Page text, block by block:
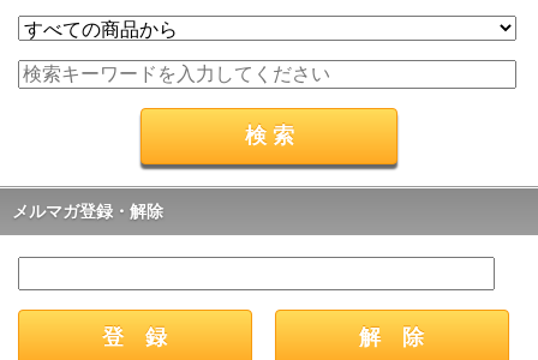
メルマガ登録・解除